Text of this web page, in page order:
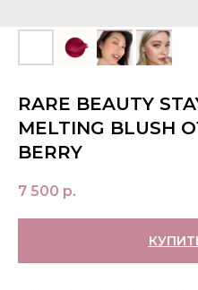
RARE BEAUTY
MELTING BLUSH
BERRY
7 500 р.